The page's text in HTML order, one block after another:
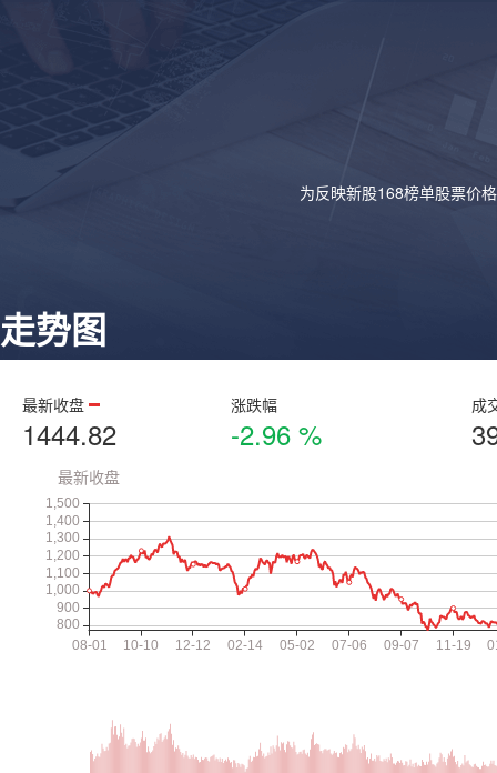
为反映新股168榜单股票价
走势图
最新收盘
1444.82
涨跌幅
-2.96 %
成